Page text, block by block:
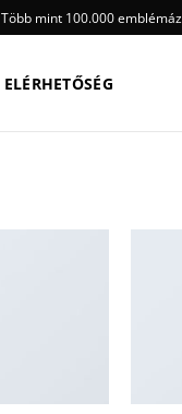
Több mint 100.000
ELÉRHETŐSÉG